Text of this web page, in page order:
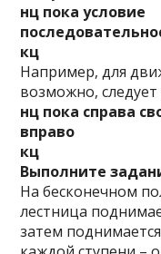
нц пока условие
кц
Например, для
возможно,
нц пока справа
вправо
кц
Выполните
На бесконечном
лестница
затем